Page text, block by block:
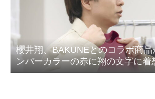
櫻井翔、BAKUNEとのコラボ商
ンバーカラーの赤に翔の文字に着
ザイン